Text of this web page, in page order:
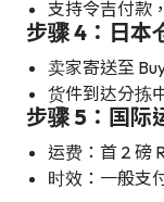
支持令吉付款
步骤 4：日本
卖家寄送至
货件到达分拣
步骤 5：国际
运费：首 2 磅
时效：一般支